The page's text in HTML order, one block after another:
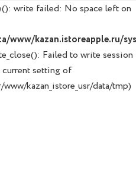
write failed: No space left on
www/kazan.istoreapple.ru/
Failed to write session
current setting of
kazan_istore_usr/data/tmp)